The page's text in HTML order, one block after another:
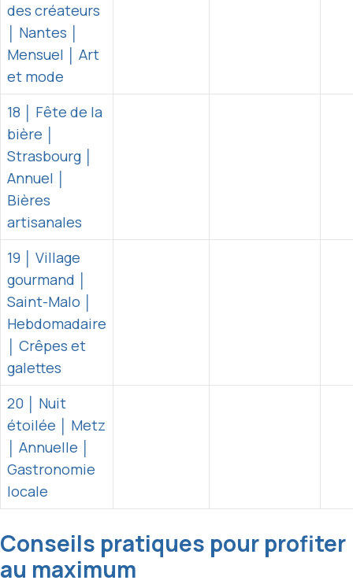
des créateurs
│ Nantes │
Mensuel │ Art
et mode
18 │ Fête de la
bière │
Strasbourg │
Annuel │
Bières
artisanales
19 │ Village
gourmand │
Saint-Malo │
Hebdomadaire
│ Crêpes et
galettes
20 │ Nuit
étoilée │ Metz
│ Annuelle │
Gastronomie
locale
Conseils pratiques pour profiter
au maximum